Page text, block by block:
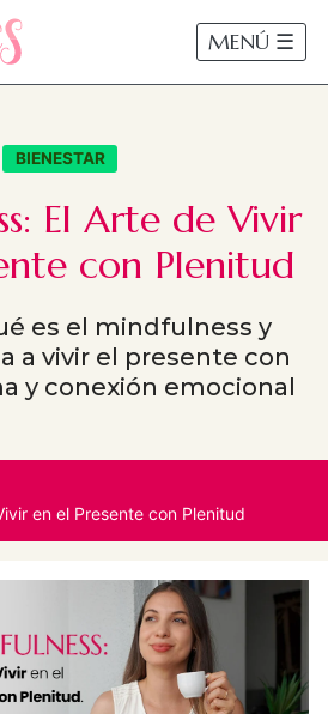
MENÚ ☰
BIENESTAR
El Arte de Vivir
con Plenitud
es el mindfulness y
a vivir el presente con
y conexión emocional
en el Presente con Plenitud